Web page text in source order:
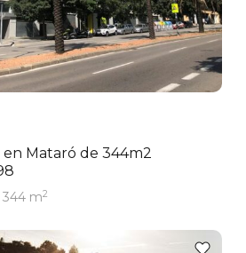
Mataró de 344m2
344m2